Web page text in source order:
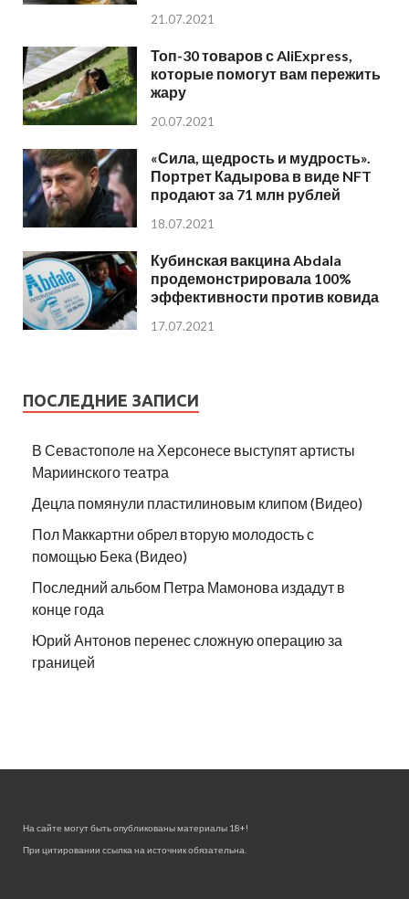
21.07.2021
Топ-30 товаров с AliExpress,
которые помогут вам пережить
жару
20.07.2021
«Сила, щедрость и мудрость».
Портрет Кадырова в виде NFT
продают за 71 млн рублей
18.07.2021
Кубинская вакцина Abdala
продемонстрировала 100%
эффективности против ковида
17.07.2021
ПОСЛЕДНИЕ ЗАПИСИ
В Севастополе на Херсонесе выступят артисты
Мариинского театра
Децла помянули пластилиновым клипом (Видео)
Пол Маккартни обрел вторую молодость с
помощью Бека (Видео)
Последний альбом Петра Мамонова издадут в
конце года
Юрий Антонов перенес сложную операцию за
границей
На сайте могут быть опубликованы материалы 18+!
При цитировании ссылка на источник обязательна.